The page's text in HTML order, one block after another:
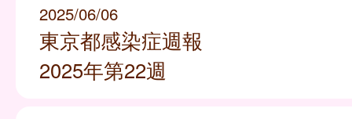
2025/06/06
東京都感染症週報
2025年第22週